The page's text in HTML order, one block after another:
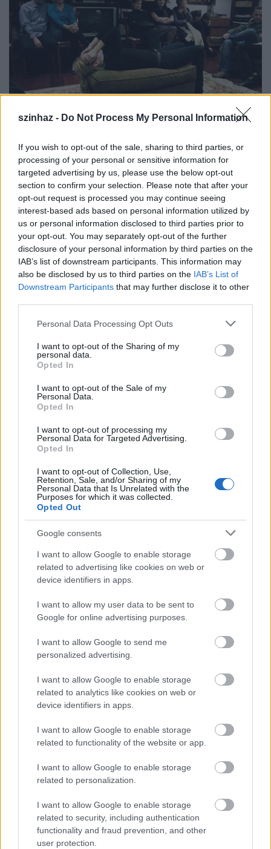
szinhaz - Do Not Process My Personal Information
If you wish to opt-out of the sale, sharing to third parties, or
processing of your personal or sensitive information for
targeted advertising by us, please use the below opt-out
section to confirm your selection. Please note that after your
opt-out request is processed you may continue seeing
interest-based ads based on personal information utilized by
us or personal information disclosed to third parties prior to
your opt-out. You may separately opt-out of the further
disclosure of your personal information by third parties on the
IAB’s list of downstream participants. This information may
also be disclosed by us to third parties on the IAB’s List of
Downstream Participants that may further disclose it to other
Please note that this website/app uses one or more Google
not limited to your visit or usage behaviour. You may click to
grant or deny consent to Google and its third-party tags to
use your data for below specified purposes in below Google
consent section.
Personal Data Processing Opt Outs
I want to opt-out of the Sharing of my
personal data.
Opted In
I want to opt-out of the Sale of my
Personal Data.
Opted In
I want to opt-out of processing my
Personal Data for Targeted Advertising.
Opted In
I want to opt-out of Collection, Use,
Retention, Sale, and/or Sharing of my
Personal Data that Is Unrelated with the
Purposes for which it was collected.
Opted Out
Google consents
I want to allow Google to enable storage
related to advertising like cookies on web or
device identifiers in apps.
I want to allow my user data to be sent to
Google for online advertising purposes.
I want to allow Google to send me
personalized advertising.
I want to allow Google to enable storage
related to analytics like cookies on web or
device identifiers in apps.
I want to allow Google to enable storage
related to functionality of the website or app.
I want to allow Google to enable storage
related to personalization.
I want to allow Google to enable storage
related to security, including authentication
functionality and fraud prevention, and other
user protection.
Mi voltunk az egyik első megrendelők. Nagyon
szeretünk színházba járni a férjemmel, de a
hagyományos színházakat már kicsit unjuk. Amikor
hallottam a lehetőségről, azonnal lecsaptam rá. Amúgy
is készültünk házibulit szervezni, és helyette inkább
elhívtuk az előadást az otthonunkba. Nagyon tetszett,
hogy az élmény személyessé vált, a színészek még egy-
két olyan mondatot is becsempésztek a darabba, ami
ránk vonatkozott. Utána a barátaim közül többen is
meghívták a produkciót magukhoz"- számolt
beFrankó Ágnes,néző.
Dollár Papa Gyermekei azonban nem csak
magánlakásokban csíphetők el.Szerelem
(Henrik
Ibsen:Kis Eyolf) című előadásuk a Trafó
próbatermében látható
Sándorral és Erdős Bencével
legközelebb január 13-án. Februártól pedig újra
műsorra tűzik a
Végh Emőkével.
A társulatról:
A társulat alapítói 2009 tavaszán, pályakezdő
színházi produkciót hoztak létre. Tanulmányaikat a
Kaposvári Egyetem Művészeti Főiskolai Kar színész
szakos hallgatóiként folytatták 2006-2009
különleges helyszíneken, az adott tér sajátosságaira
koncentrálva hoznak létre olyan színházi
eseményeket, melyek nem a megszokásból és a
színészi rutinból, hanem az adott pillanat
valóságából építkeznek, és abból merítenek ihletet.
A társulatról bővebben: